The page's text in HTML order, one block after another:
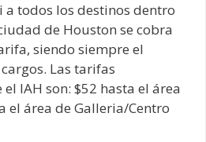
a todos los destinos dentro
de Houston se cobra
siendo siempre el
Las tarifas
IAH son: $52 hasta el área
el área de Galleria/Centro